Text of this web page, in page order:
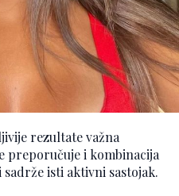
rezultate važna
preporučuje i kombinacija
isti aktivni sastojak.